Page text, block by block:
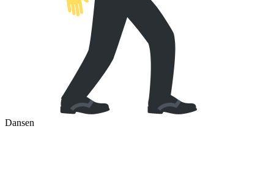
Dansen